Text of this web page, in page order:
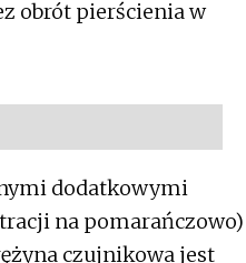
obrót pierścienia w
dodatkowymi
na pomarańczowo)
czujnikowa jest